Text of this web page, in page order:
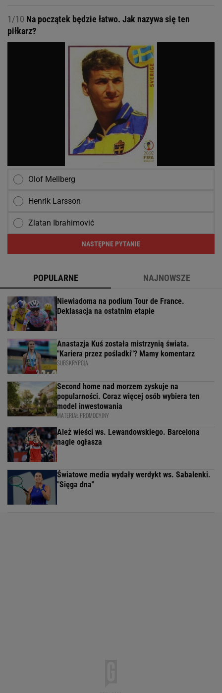
1/10 Na początek będzie łatwo. Jak nazywa się ten
piłkarz?
Olof Mellberg
Henrik Larsson
Zlatan Ibrahimović
NASTĘPNE PYTANIE
POPULARNE NAJNOWSZE
Niewiadoma na podium Tour de France.
Deklasacja na ostatnim etapie
Anastazja Kuś została mistrzynią świata.
"Kariera przez pośladki"? Mamy komentarz
SUBSKRYPCJA
Second home nad morzem zyskuje na
popularności. Coraz więcej osób wybiera ten
model inwestowania
MATERIAŁ PROMOCYJNY
Ależ wieści ws. Lewandowskiego. Barcelona
nagle ogłasza
Światowe media wydały werdykt ws. Sabalenki.
"Sięga dna"